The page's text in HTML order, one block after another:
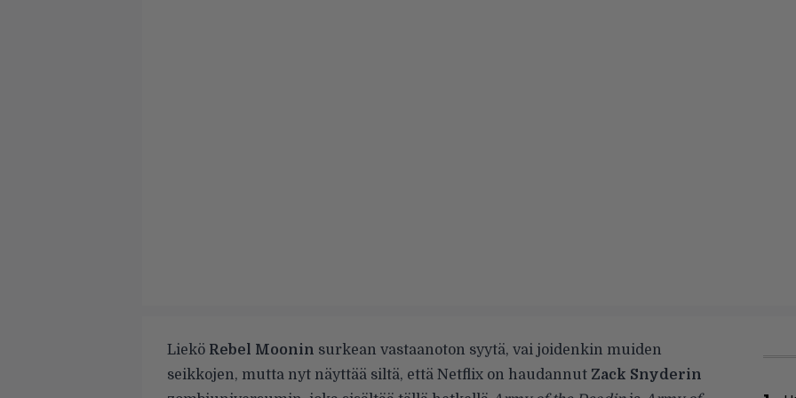
Liekö Rebel Moonin surkean vastaanoton syytä, vai joidenkin muiden
seikkojen, mutta nyt näyttää siltä, että Netflix on haudannut Zack Snyderin